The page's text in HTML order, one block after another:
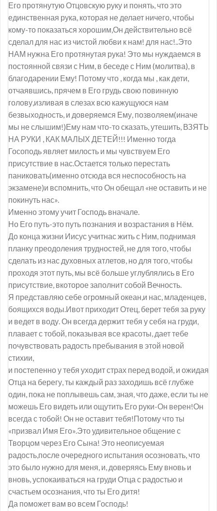
Его протянутую Отцовскую руку и понять, что это
единственная рука, которая не делает ничего, чтобы
кому-то показаться хорошим,Он действительно всё
сделал для нас из чистой любви к нам! для нас!..Это
НАМ нужна Его протянутая рука! Это мы нуждаемся в
постоянной связи с Ним, в беседе с Ним (молитва), в
благодарении Ему! Потому что , когда мы , как дети,
отчаявшись, прячем в Его грудь свою повинную
голову,изливая в слезах всю кажущуюся нам
безвыходность, и доверяемся Ему, позволяем(иначе
мы не слышим!)Ему нам что-то сказать, утешить, ВЗЯТЬ
НА РУКИ , КАК МАЛЫХ ДЕТЕЙ!!! Именно тогда
Госоподь являет милость и мы чувствуем Его
присутствие в нас.Остается только перестать
паниковать(именно отсюда вся неспособность на
экзамене)и вспомнить, что Он обещал «не оставить и не
покинуть нас».
Именно этому учит Господь вначале.
Но Его путь-это путь познания и возрастания в Нём.
До конца жизни Иисус учитнас жить с Ним, поднимая
планку преодоления трудностей, не для того, чтобы
сделать из нас духовных атлетов, но для того, чтобы
проходя этот путь, мы всё больше углублялись в Его
присутствие, вкоторое заполнит собой Вечность.
Я представляю себе огромный океан,и нас, младенцев,
боящихся воды.Ивот приходит Отец, берет тебя за руку
и ведет в воду. Он всегда держит тебя у себя на груди,
плавает с тобой, показывая все красоты, дает тебе
почувствовать радость пребывания в этой новой
стихии,
и постепенно у тебя уходит страх перед водой, и ожидая
Отца на берегу, ты каждый раз заходишь всё глубже
один, пока не поплывешь сам, зная, что даже, если ты не
можешь Его видеть или ощутить Его руки-Он верен!Он
всегда с тобой! Он не оставит тебя!Потому что ты
«призвал Имя Его».Это удивительное общение с
Творцом через Его Сына! Это неописуемая
радость,после очередного испытания осозновать, что
это было нужно для меня, и, доверяясь Ему вновь и
вновь, успокаиваться на груди Отца с радостью и
счастьем осознания, что ты Его дитя!
Да поможет вам во всем Господь!